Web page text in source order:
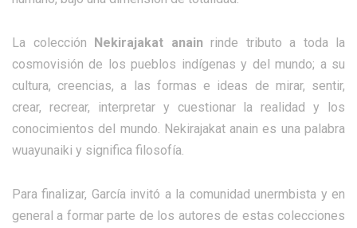
La colección Nekirajakat anain rinde tributo a toda la
cosmovisión de los pueblos indígenas y del mundo; a su
cultura, creencias, a las formas e ideas de mirar, sentir,
crear, recrear, interpretar y cuestionar la realidad y los
conocimientos del mundo. Nekirajakat anain es una palabra
wuayunaiki y significa filosofía.
Para finalizar, García invitó a la comunidad unermbista y en
general a formar parte de los autores de estas colecciones